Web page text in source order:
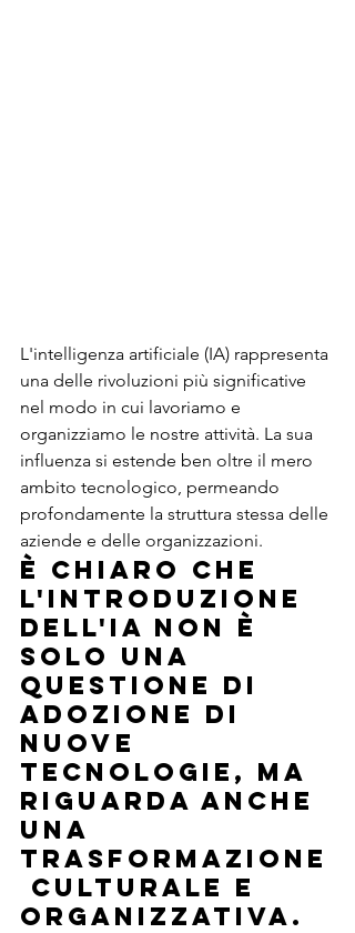
L'intelligenza artificiale (IA) rappresenta
una delle rivoluzioni più significative
nel modo in cui lavoriamo e
organizziamo le nostre attività. La sua
influenza si estende ben oltre il mero
ambito tecnologico, permeando
profondamente la struttura stessa delle
aziende e delle organizzazioni.
È chiaro che
l'introduzione
dell'IA non è
solo una
questione di
adozione di
nuove
tecnologie, ma
riguarda anche
una
trasformazione
culturale e
organizzativa.